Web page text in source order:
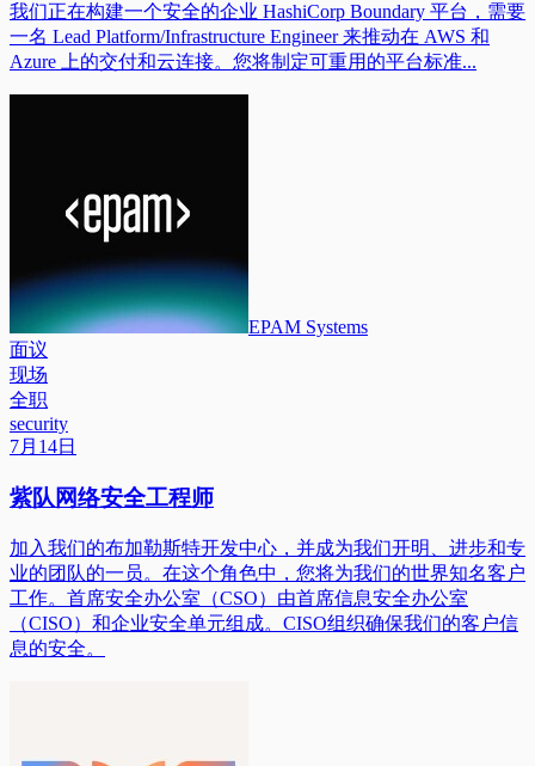
我们正在构建一个安全的企业 HashiCorp Boundary 平台，需要
一名 Lead Platform/Infrastructure Engineer 来推动在 AWS 和
Azure 上的交付和云连接。您将制定可重用的平台标准...
EPAM Systems
面议
现场
全职
security
7月14日
紫队网络安全工程师
加入我们的布加勒斯特开发中心，并成为我们开明、进步和专
业的团队的一员。在这个角色中，您将为我们的世界知名客户
工作。首席安全办公室（CSO）由首席信息安全办公室
（CISO）和企业安全单元组成。CISO组织确保我们的客户信
息的安全。